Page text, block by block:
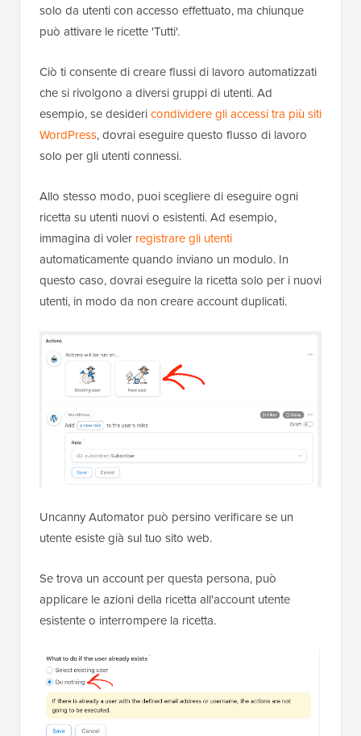
solo da utenti con accesso effettuato, ma chiunque
può attivare le ricette 'Tutti'.
Ciò ti consente di creare flussi di lavoro automatizzati
che si rivolgono a diversi gruppi di utenti. Ad
esempio, se desidericondividere gli accessi tra più siti
WordPress, dovrai eseguire questo flusso di lavoro
solo per gli utenti connessi.
Allo stesso modo, puoi scegliere di eseguire ogni
ricetta su utenti nuovi o esistenti. Ad esempio,
immagina di voler registrare gli utenti
automaticamente quando inviano un modulo. In
questo caso, dovrai eseguire la ricetta solo per i nuovi
utenti, in modo da non creare account duplicati.
Uncanny Automator può persino verificare se un
utente esiste già sul tuo sito web.
Se trova un account per questa persona, può
applicare le azioni della ricetta all'account utente
esistente o interrompere la ricetta.